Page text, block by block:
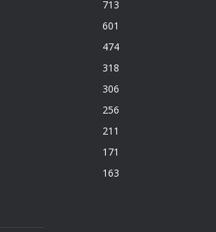
713
601
474
318
306
256
211
171
163